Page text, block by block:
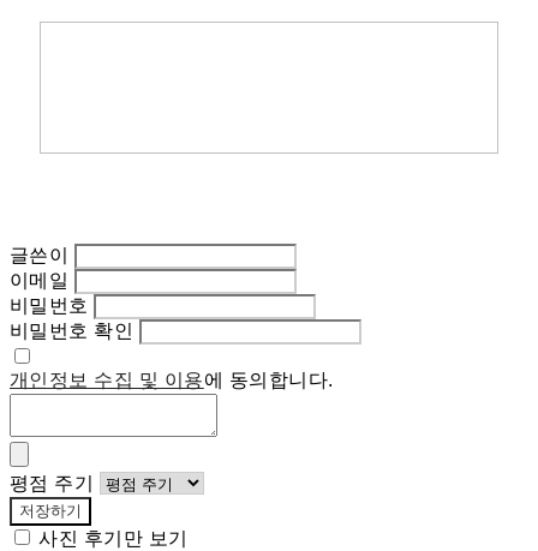
글쓴이
이메일
비밀번호
비밀번호 확인
개인정보 수집 및 이용에 동의합니다.
평점 주기
저장하기
사진 후기만 보기